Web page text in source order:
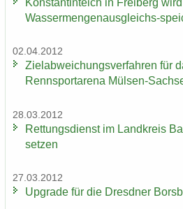
Wassermengenausgleichs-​
02.04.2012
Ziel­ab­wei­chungs­ver­fah­ren für
Rennsportarena Mülsen-​
28.03.2012
Ret­tungs­dienst im Land­kreis
set­zen
27.03.2012
Up­grade für die Dresd­ner